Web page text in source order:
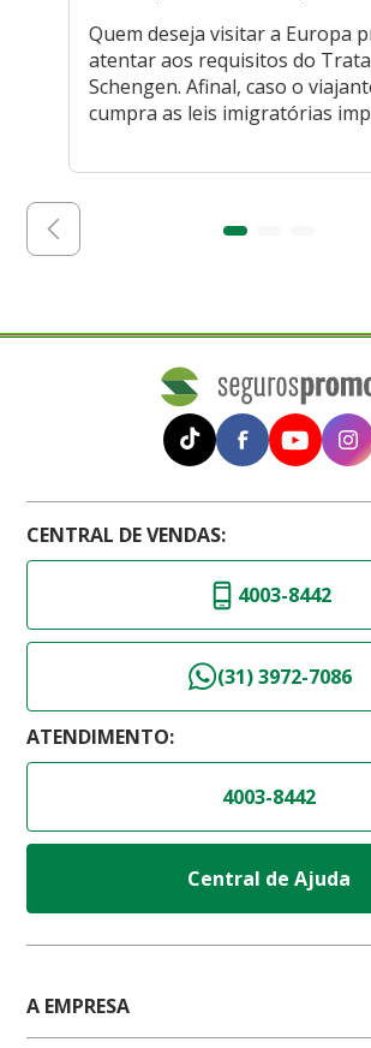
Quem deseja visitar a Europa
atentar aos requisitos do
Schengen. Afinal, caso o
cumpra as leis imigratórias
CENTRAL DE VENDAS:
4003-8442
(31) 3972-7086
ATENDIMENTO:
4003-8442
Central de Ajuda
A EMPRESA